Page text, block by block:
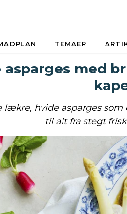
TEMAER
asparges med
lækre, hvide asparges
til alt fra stegt